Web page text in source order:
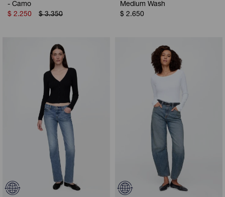
- Camo
$ 2.250 $ 3.350
Medium Wash
$ 2.650